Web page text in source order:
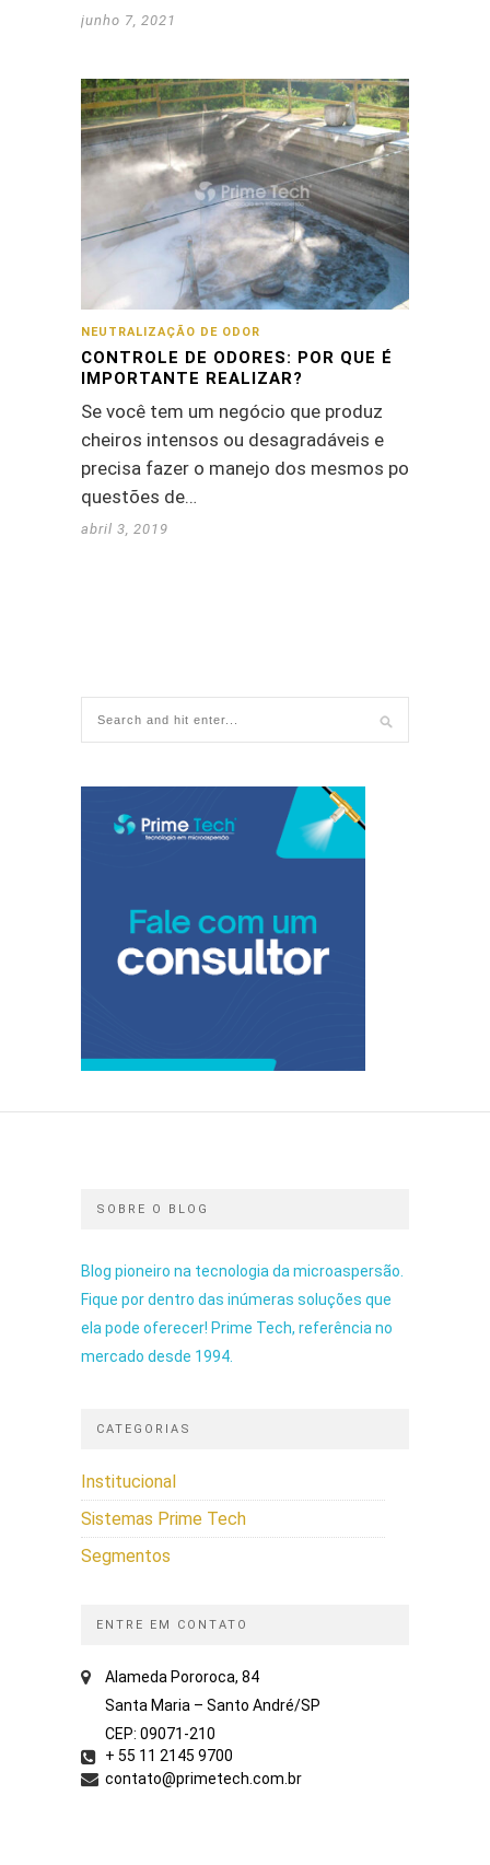
junho 7, 2021
NEUTRALIZAÇÃO DE ODOR
CONTROLE DE ODORES: POR QUE É
IMPORTANTE REALIZAR?
Se você tem um negócio que produz
cheiros intensos ou desagradáveis e
precisa fazer o manejo dos mesmos por
questões de…
abril 3, 2019
SOBRE O BLOG
Blog pioneiro na tecnologia da microaspersão.
Fique por dentro das inúmeras soluções que
ela pode oferecer! Prime Tech, referência no
mercado desde 1994.
CATEGORIAS
Institucional
Sistemas Prime Tech
Segmentos
ENTRE EM CONTATO
Alameda Pororoca, 84
Santa Maria – Santo André/SP
CEP: 09071-210
+ 55 11 2145 9700
contato@primetech.com.br